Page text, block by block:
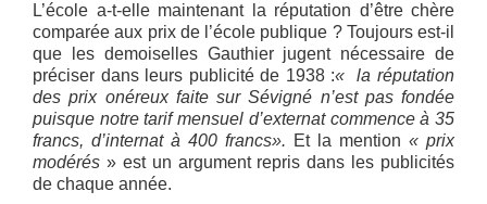
L’école a-t-elle maintenant la réputation d’être chère
comparée aux prix de l’école publique ? Toujours est-il
que les demoiselles Gauthier jugent nécessaire de
préciser dans leurs publicité de 1938 :« la réputation
des prix onéreux faite sur Sévigné n’est pas fondée
puisque notre tarif mensuel d’externat commence à 35
francs, d’internat à 400 francs». Et la mention « prix
modérés » est un argument repris dans les publicités
de chaque année.